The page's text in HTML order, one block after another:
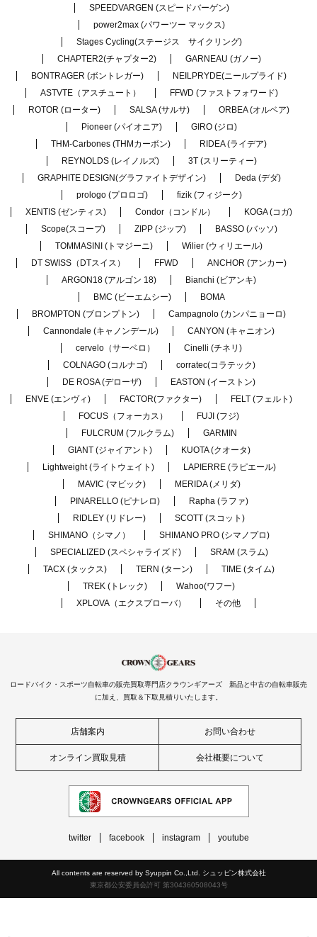
SPEEDVARGEN (スピードバーゲン)
power2max (パワーツー マックス)
Stages Cycling(ステージス サイクリング)
CHAPTER2(チャプター2)
GARNEAU (ガノー)
BONTRAGER (ボントレガー)
NEILPRYDE(ニールプライド)
ASTVTE（アスチュート）
FFWD (ファストフォワード)
ROTOR (ローター)
SALSA (サルサ)
ORBEA (オルベア)
Pioneer (パイオニア)
GIRO (ジロ)
THM-Carbones (THMカーボン)
RIDEA (ライデア)
REYNOLDS (レイノルズ)
3T (スリーティー)
GRAPHITE DESIGN(グラファイトデザイン)
Deda (デダ)
prologo (プロロゴ)
fizik (フィジーク)
XENTIS (ゼンティス)
Condor（コンドル）
KOGA (コガ)
Scope(スコープ)
ZIPP (ジップ)
BASSO (バッソ)
TOMMASINI (トマジーニ)
Wilier (ウィリエール)
DT SWISS（DTスイス）
FFWD
ANCHOR (アンカー)
ARGON18 (アルゴン 18)
Bianchi (ビアンキ)
BMC (ビーエムシー)
BOMA
BROMPTON (ブロンプトン)
Campagnolo (カンパニョーロ)
Cannondale (キャノンデール)
CANYON (キャニオン)
cervelo（サーベロ）
Cinelli (チネリ)
COLNAGO (コルナゴ)
corratec(コラテック)
DE ROSA (デローザ)
EASTON (イーストン)
ENVE (エンヴィ)
FACTOR(ファクター)
FELT (フェルト)
FOCUS（フォーカス）
FUJI (フジ)
FULCRUM (フルクラム)
GARMIN
GIANT (ジャイアント)
KUOTA (クオータ)
Lightweight (ライトウェイト)
LAPIERRE (ラピエール)
MAVIC (マビック)
MERIDA (メリダ)
PINARELLO (ピナレロ)
Rapha (ラファ)
RIDLEY (リドレー)
SCOTT (スコット)
SHIMANO（シマノ）
SHIMANO PRO (シマノプロ)
SPECIALIZED (スペシャライズド)
SRAM (スラム)
TACX (タックス)
TERN (ターン)
TIME (タイム)
TREK (トレック)
Wahoo(ワフー)
XPLOVA（エクスプローバ）
その他
ロードバイク・スポーツ自転車の販売買取専門店クラウンギアーズ 新品と中古の自転車販売
に加え、買取＆下取見積りいたします。
店舗案内 お問い合わせ
オンライン買取見積 会社概要について
twitter facebook instagram youtube
All contents are reserved by Syuppin Co.,Ltd. シュッピン株式会社
東京都公安委員会許可 第304360508043号